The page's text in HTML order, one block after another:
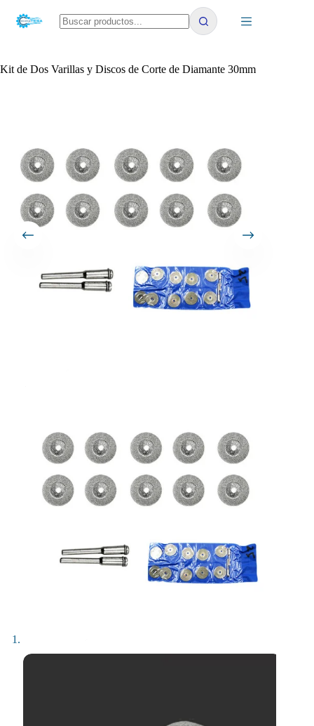
contenido
Kit de Dos Varillas y Discos de Corte de Diamante 30mm